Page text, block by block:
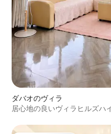
ダバオのヴィラ
居心地の良いヴィラヒルズハ